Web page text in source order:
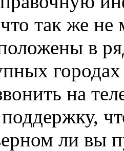
так же не
в
на
ли вы